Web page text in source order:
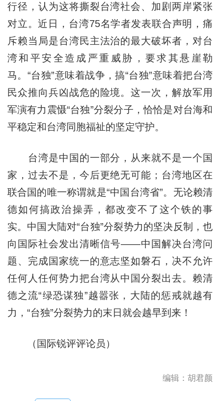
行径，认为这将撕裂台湾社会、加剧两岸紧张
对立。近日，台湾75名学者发表联合声明，痛
斥赖当局是台湾民主法治的最大破坏者，对台
湾和平安全造成严重威胁，要求其悬崖勒
马。“台独”意味着战争，搞“台独”意味着把台湾
民众推向兵凶战危的险境。这一次，解放军用
军演有力震慑“台独”分裂分子，恰恰是对台海和
平稳定和台湾同胞福祉的坚定守护。
台湾是中国的一部分，从来就不是一个国
家，过去不是，今后更绝无可能；台湾地区在
联合国的唯一称谓就是“中国台湾省”。无论赖清
德如何搞政治操弄，都改变不了这个铁的事
实。中国大陆对“台独”分裂势力的坚决反制，也
向国际社会发出清晰信号——中国解决台湾问
题、完成国家统一的意志坚如磐石，决不允许
任何人任何势力把台湾从中国分裂出去。赖清
德之流“绿恐谋独”越嚣张，大陆的惩戒就越有
力，“台独”分裂势力的末日就会越早到来！
（国际锐评评论员）
编辑：胡君颜